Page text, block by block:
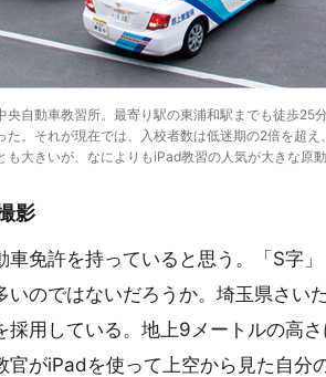
央自動車教習所。最寄り駅の東浦和駅までも徒歩25
た。それが現在では、入校者数は低迷期の2倍を超
大きいが、なによりもiPad教習の人気が大きな原動
影
車免許を持っていると思う。「S字
いのではないだろうか。埼玉県さい
採用している。地上9メートルの高
官がiPadを使って上空から見た自分